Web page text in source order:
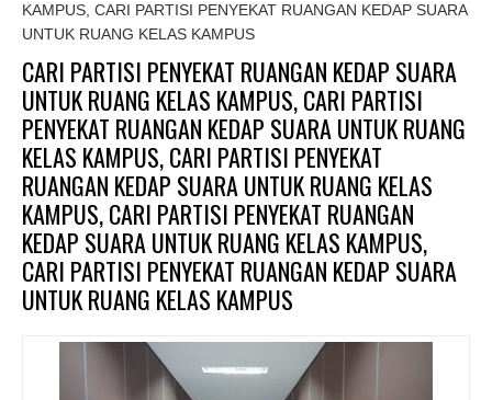
KAMPUS, CARI PARTISI PENYEKAT RUANGAN KEDAP SUARA
UNTUK RUANG KELAS KAMPUS
CARI PARTISI PENYEKAT RUANGAN KEDAP SUARA
UNTUK RUANG KELAS KAMPUS, CARI PARTISI
PENYEKAT RUANGAN KEDAP SUARA UNTUK RUANG
KELAS KAMPUS, CARI PARTISI PENYEKAT
RUANGAN KEDAP SUARA UNTUK RUANG KELAS
KAMPUS, CARI PARTISI PENYEKAT RUANGAN
KEDAP SUARA UNTUK RUANG KELAS KAMPUS,
CARI PARTISI PENYEKAT RUANGAN KEDAP SUARA
UNTUK RUANG KELAS KAMPUS